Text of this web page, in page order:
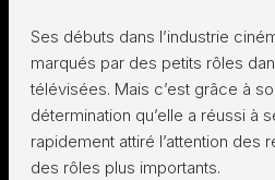
Ses débuts dans l’industrie
marqués par des petits rôles
télévisées. Mais c’est grâce à
détermination qu’elle a réussi à
rapidement attiré l’attention des
des rôles plus importants.